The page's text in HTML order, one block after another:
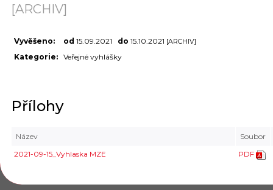
[ARCHIV]
Vyvěšeno: od 15.09.2021 do 15.10.2021 [ARCHIV]
Kategorie: Veřejné vyhlášky
Přílohy
Název
Soubor
2021-09-15_Vyhlaska MZE
PDF